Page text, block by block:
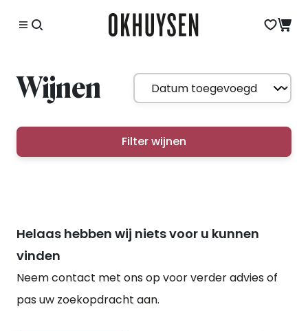
Wijnen
Filter wijnen
Helaas hebben wij niets voor u kunnen
vinden
Neem contact met ons op voor verder advies of
pas uw zoekopdracht aan.